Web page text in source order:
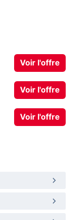
Voir l'offre
Voir l'offre
Voir l'offre